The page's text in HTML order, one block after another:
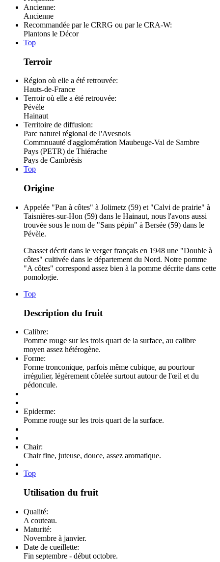
Ancienne:
Ancienne
Recommandée par le CRRG ou par le CRA-W:
Plantons le Décor
Top
Terroir
Région où elle a été retrouvée:
Hauts-de-France
Terroir où elle a été retrouvée:
Pévèle
Hainaut
Territoire de diffusion:
Parc naturel régional de l'Avesnois
Commnuauté d'agglomération Maubeuge-Val de Sambre
Pays (PETR) de Thiérache
Pays de Cambrésis
Top
Origine
Appelée "Pan à côtes" à Jolimetz (59) et "Calvi de prairie" à
Taisnières-sur-Hon (59) dans le Hainaut, nous l'avons aussi
trouvée sous le nom de "Sans pépin" à Bersée (59) dans le
Pévèle.
Chasset décrit dans le verger français en 1948 une "Double à
côtes" cultivée dans le département du Nord. Notre pomme
"A côtes" correspond assez bien à la pomme décrite dans cette
pomologie.
Top
Description du fruit
Calibre:
Pomme rouge sur les trois quart de la surface, au calibre
moyen assez hétérogène.
Forme:
Forme tronconique, parfois même cubique, au pourtour
irrégulier, légèrement côtelée surtout autour de l'œil et du
pédoncule.
Epiderme:
Pomme rouge sur les trois quart de la surface.
Chair:
Chair fine, juteuse, douce, assez aromatique.
Top
Utilisation du fruit
Qualité:
A couteau.
Maturité:
Novembre à janvier.
Date de cueillette:
Fin septembre - début octobre.